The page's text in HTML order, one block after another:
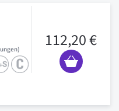
112,20 €